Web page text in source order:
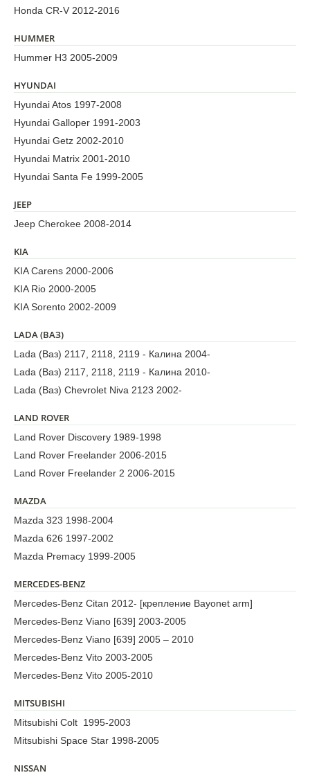
Honda CR-V 2012-2016
HUMMER
Hummer H3 2005-2009
HYUNDAI
Hyundai Atos 1997-2008
Hyundai Galloper 1991-2003
Hyundai Getz 2002-2010
Hyundai Matrix 2001-2010
Hyundai Santa Fe 1999-2005
JEEP
Jeep Cherokee 2008-2014
KIA
KIA Carens 2000-2006
KIA Rio 2000-2005
KIA Sorento 2002-2009
LADA (ВАЗ)
Lada (Ваз) 2117, 2118, 2119 - Калина 2004-
Lada (Ваз) 2117, 2118, 2119 - Калина 2010-
Lada (Ваз) Chevrolet Niva 2123 2002-
LAND ROVER
Land Rover Discovery 1989-1998
Land Rover Freelander 2006-2015
Land Rover Freelander 2 2006-2015
MAZDA
Mazda 323 1998-2004
Mazda 626 1997-2002
Mazda Premacy 1999-2005
MERCEDES-BENZ
Mercedes-Benz Citan 2012- [крепление Bayonet arm]
Mercedes-Benz Viano [639] 2003-2005
Mercedes-Benz Viano [639] 2005 – 2010
Mercedes-Benz Vito 2003-2005
Mercedes-Benz Vito 2005-2010
MITSUBISHI
Mitsubishi Colt 1995-2003
Mitsubishi Space Star 1998-2005
NISSAN